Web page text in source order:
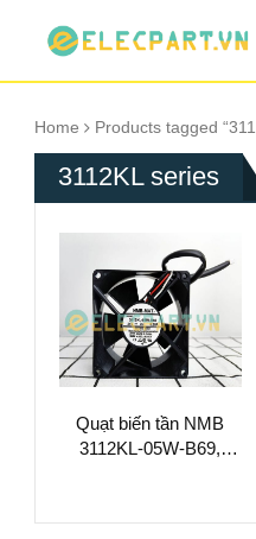
Home Products tagged
3112KL series
Quạt biến tần NMB
3112KL-05W-B69,